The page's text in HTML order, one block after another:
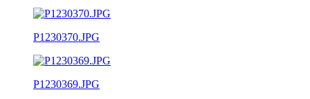
P1230370.JPG
P1230369.JPG